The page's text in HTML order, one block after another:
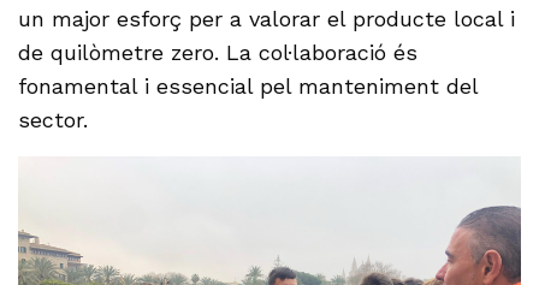
un major esforç per a valorar el producte local i
de quilòmetre zero. La col·laboració és
fonamental i essencial pel manteniment del
sector.